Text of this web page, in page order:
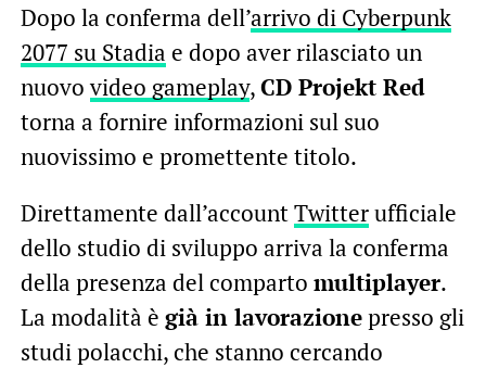
Dopo la conferma dell’arrivo di Cyberpunk
2077 su Stadia e dopo aver rilasciato un
nuovovideo gameplay,CD Projekt Red
torna a fornire informazioni sul suo
nuovissimo e promettente titolo.
Direttamente dall’accountTwitterufficiale
dello studio di sviluppo arriva la conferma
della presenza del comparto multiplayer.
La modalità è già in lavorazionepresso gli
studi polacchi, che stanno cercando